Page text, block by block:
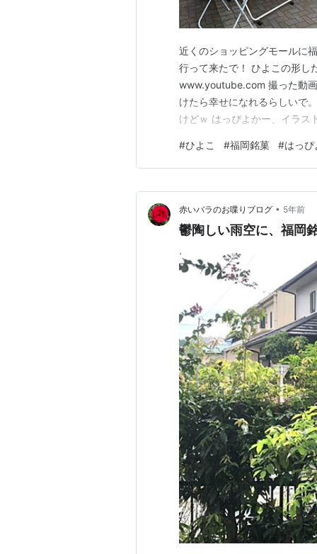
近くのショッピングモールに
行って来たで！ ひよこの形し
www.youtube.com 撮った動
けたら幸せになれるらしいで
けどｗ はっぴよかー、イラス
着て来てくれたら完璧やった
か・・・ ま、えっか✨ 店舗
#ひよこ #福岡銘菓 #はっぴ
赤いバラのお喋りブログ • 5年前
鬱陶しい雨空に、福岡